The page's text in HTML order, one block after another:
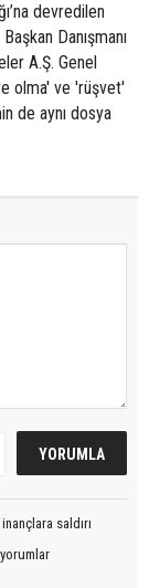
devredilen
Danışmanı
A.Ş. Genel
olma' ve 'rüşvet'
de aynı dosya
saldırı